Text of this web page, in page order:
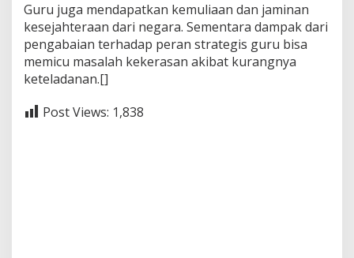
Guru juga mendapatkan kemuliaan dan jaminan
kesejahteraan dari negara. Sementara dampak dari
pengabaian terhadap peran strategis guru bisa
memicu masalah kekerasan akibat kurangnya
keteladanan.[]
Post Views: 1,838